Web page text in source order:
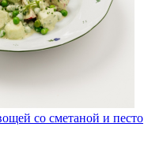
со сметаной и песто